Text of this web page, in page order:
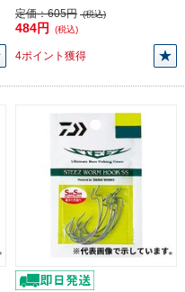
定価：605円 (税込)
484円 (税込)
4ポイント獲得